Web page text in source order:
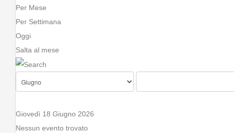
Per Mese
Per Settimana
Oggi
Salta al mese
Giovedì 18 Giugno 2026
Nessun evento trovato